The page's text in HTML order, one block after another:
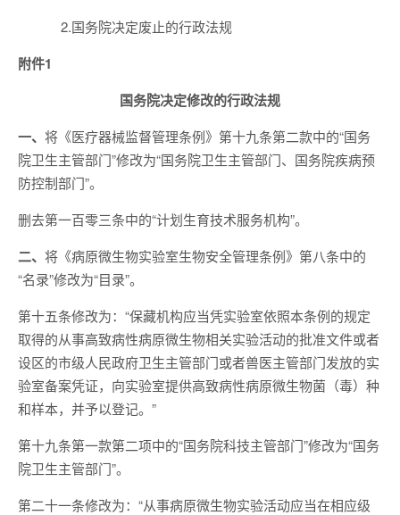
2.国务院决定废止的行政法规
附件1
国务院决定修改的行政法规
一、 将《医疗器械监督管理条例》第十九条第二款中的“国务
院卫生主管部门”修改为“国务院卫生主管部门、国务院疾病预
防控制部门”。
删去第一百零三条中的“计划生育技术服务机构”。
二、 将《病原微生物实验室生物安全管理条例》第八条中的
“名录”修改为“目录”。
第十五条修改为：“保藏机构应当凭实验室依照本条例的规定
取得的从事高致病性病原微生物相关实验活动的批准文件或者
设区的市级人民政府卫生主管部门或者兽医主管部门发放的实
验室备案凭证，向实验室提供高致病性病原微生物菌（毒）种
和样本，并予以登记。”
第十九条第一款第二项中的“国务院科技主管部门”修改为“国务
院卫生主管部门”。
第二十一条修改为：“从事病原微生物实验活动应当在相应级